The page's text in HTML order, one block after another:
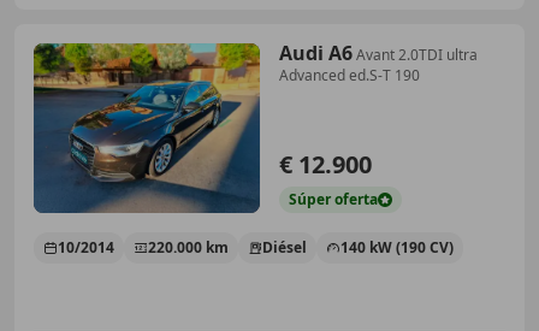
Audi A6Avant 2.0TDI ultra
Advanced ed.S-T 190
€ 12.900
Súperoferta
10/2014 220.000 km Diésel 140 kW (190 CV)